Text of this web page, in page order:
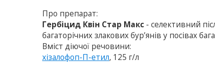
Про препарат:
Гербіцид Квін Стар Макс - селективний
багаторічних злакових бур’янів у посівах
Вміст діючої речовини:
хізалофоп-П-етил, 125 г/л